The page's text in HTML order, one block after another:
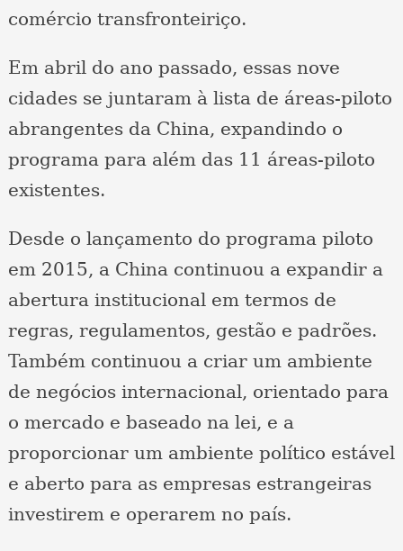
comércio transfronteiriço.
Em abril do ano passado, essas nove
cidades se juntaram à lista de áreas-piloto
abrangentes da China, expandindo o
programa para além das 11 áreas-piloto
existentes.
Desde o lançamento do programa piloto
em 2015, a China continuou a expandir a
abertura institucional em termos de
regras, regulamentos, gestão e padrões.
Também continuou a criar um ambiente
de negócios internacional, orientado para
o mercado e baseado na lei, e a
proporcionar um ambiente político estável
e aberto para as empresas estrangeiras
investirem e operarem no país.